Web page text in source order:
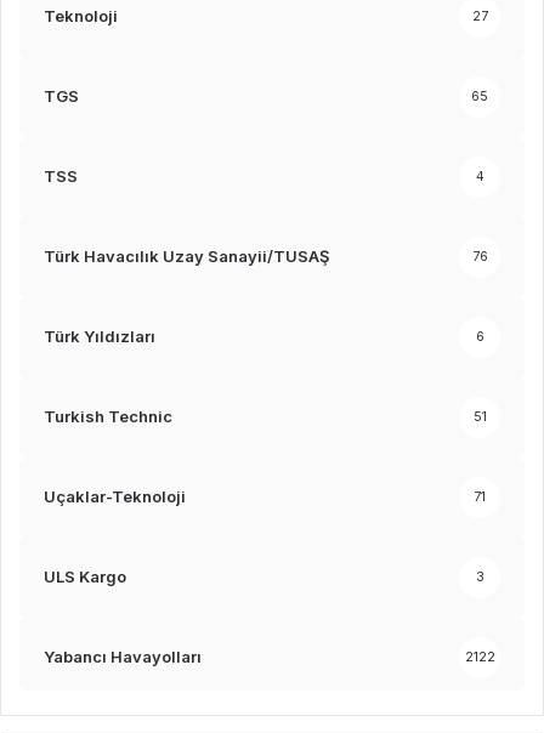
Teknoloji 27
TGS 65
TSS 4
Türk Havacılık Uzay Sanayii/TUSAŞ 76
Türk Yıldızları 6
Turkish Technic 51
Uçaklar-Teknoloji 71
ULS Kargo 3
Yabancı Havayolları 2122